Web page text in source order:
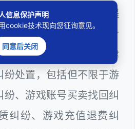
和WEB服务器维护工程
网络游戏领域涉及到的专
，颇为擅长网络游戏法律
纷处置，包括但不限于游
、游戏账号买卖找回纠
纠纷、游戏充值退费纠
信息保护声明
cookie技术现向您征询意见。
同意后关闭